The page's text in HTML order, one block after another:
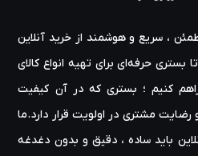
، سریع و هوشمند از خرید آنلاین
حرفه‌ای برای تهیه‌ انواع کالای
کنیم ؛ بستری که در آن کیفیت
مشتری در اولویت قرار دارد.ما
باید ساده ، دقیق و بدون دغدغه